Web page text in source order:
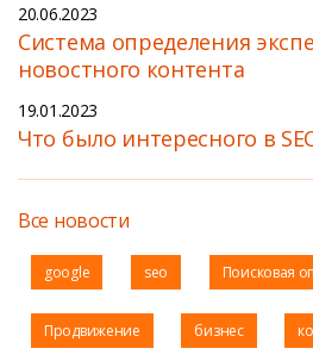
20.06.2023
Cистема определения
новостного контента
19.01.2023
Что было интересного в
Все новости
google seo Поисковая
Продвижение бизнес